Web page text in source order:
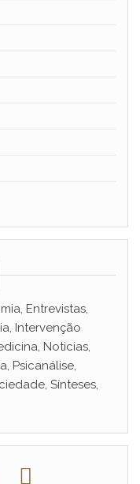
Entrevistas,
Intervenção
Noticias,
Psicanálise,
Sínteses,